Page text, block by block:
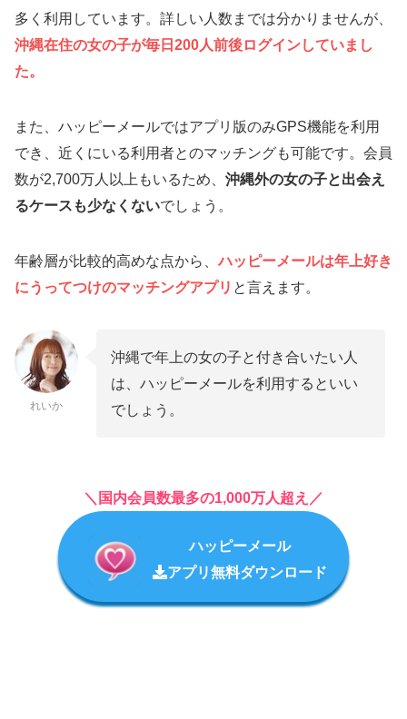
多く利用しています。詳しい人数までは分かりませんが、
沖縄在住の女の子が毎日200人前後ログインしていまし
た。
また、ハッピーメールではアプリ版のみGPS機能を利用
でき、近くにいる利用者とのマッチングも可能です。会員
数が2,700万人以上もいるため、 沖縄外の女の子と出会え
るケースも少なくないでしょう。
年齢層が比較的高めな点から、ハッピーメールは年上好き
にうってつけのマッチングアプリ と言えます。
れいか
沖縄で年上の女の子と付き合いたい人
は、ハッピーメールを利用するといい
でしょう。
＼国内会員数最多の1,000万人超え／
ハッピーメール
アプリ無料ダウンロード